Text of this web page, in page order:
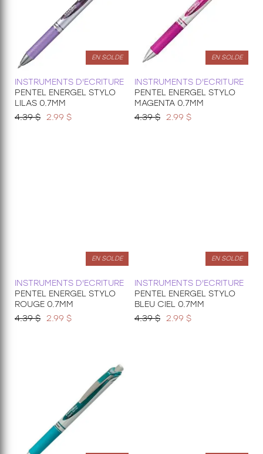
EN SOLDE
INSTRUMENTS D'ECRITURE
PENTEL ENERGEL STYLO
LILAS 0.7MM
4.39 $ 2.99 $
EN SOLDE
INSTRUMENTS D'ECRITURE
PENTEL ENERGEL STYLO
MAGENTA 0.7MM
4.39 $ 2.99 $
EN SOLDE
INSTRUMENTS D'ECRITURE
PENTEL ENERGEL STYLO
ROUGE 0.7MM
4.39 $ 2.99 $
EN SOLDE
INSTRUMENTS D'ECRITURE
PENTEL ENERGEL STYLO
BLEU CIEL 0.7MM
4.39 $ 2.99 $